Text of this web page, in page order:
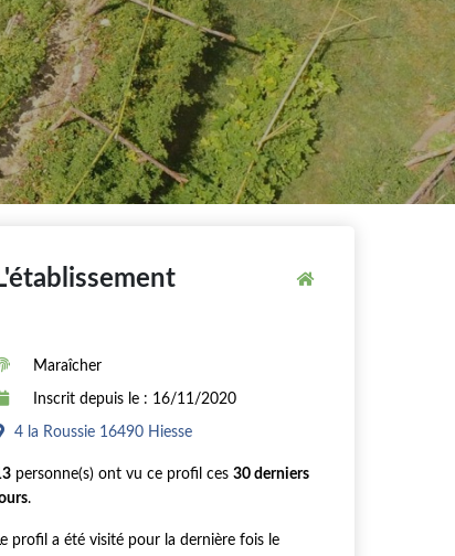
L'établissement
Maraîcher
Inscrit depuis le : 16/11/2020
4 la Roussie 16490 Hiesse
personne(s) ont vu ce profil ces 30 derniers
.
profil a été visité pour la dernière fois le